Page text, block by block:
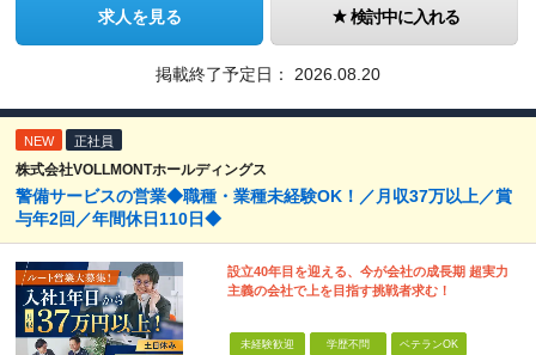
求人を見る 検討中に入れる
掲載終了予定日： 2026.08.20
NEW 正社員
株式会社VOLLMONTホールディングス
警備サービスの営業◆職種・業種未経験OK！／月収37万以上／賞
与年2回／年間休日110日◆
設立40年目を迎える、今が会社の成長期 超実力
主義の会社で上を目指す挑戦者求む！
未経験歓迎 学歴不問 ベテランOK